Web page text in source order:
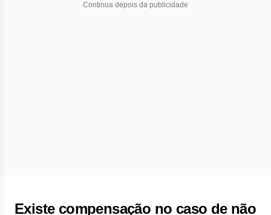
Continua depois da publicidade
Existe compensação no caso de não